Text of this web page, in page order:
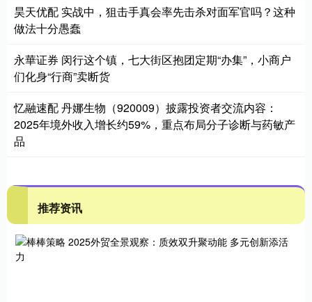
昊天优配 实战中，狙击手真会率先击杀对面军官吗？这种
做法十分愚蠢
永華证券 闵行这个镇，七大街区抱团定期“办集”，小商户
们化身“行商”卖断货
忆融速配 丹娜生物（920009）披露投资者交流内容：
2025年境外收入增长约59%，重点布局分子诊断与药敏产
品
推荐资讯